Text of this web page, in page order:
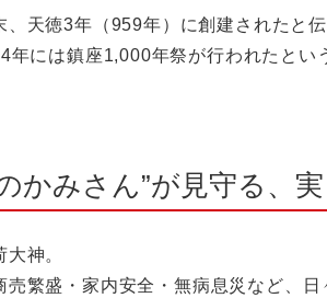
天徳3年（959年） に創建されたと伝
年には鎮座1,000年祭が行われたとい
かみさん”が見守る、
大神。
売繁盛・家内安全・無病息災など、